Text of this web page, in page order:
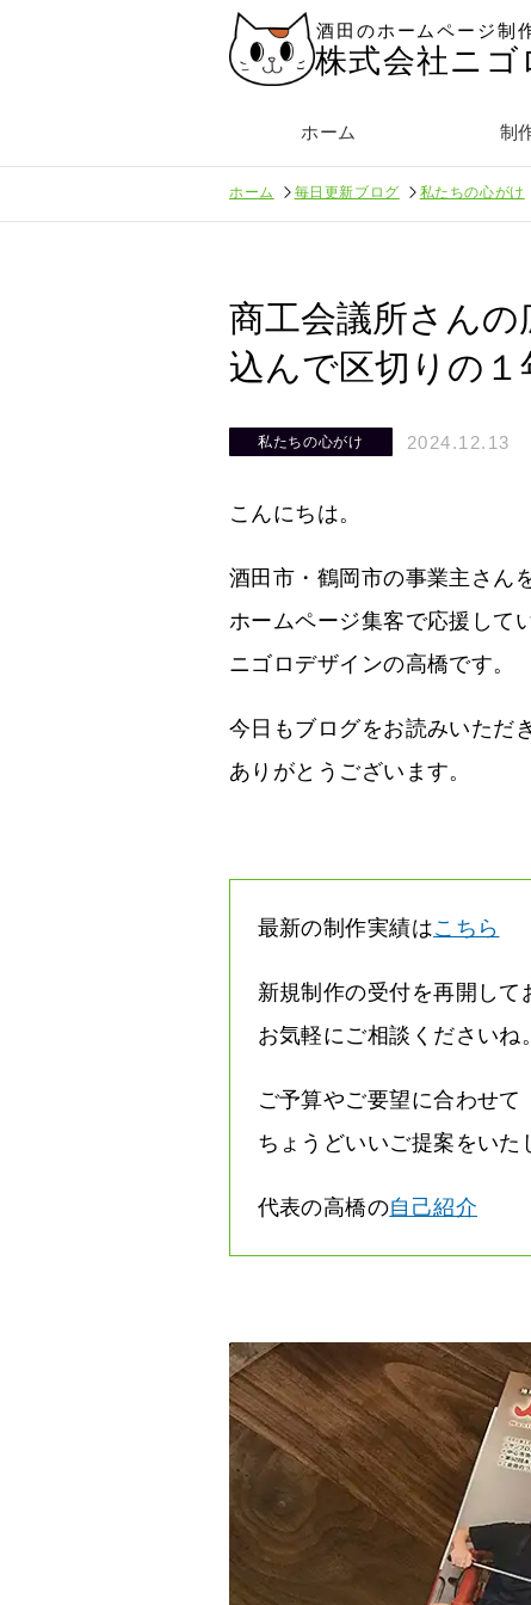
酒田のホームページ制
株式会社ニゴ
ホーム 制
ホーム 毎日更新ブログ 私たちの心がけ
商工会議所さんの
込んで区切りの１
私たちの心がけ 2024.12.13
こんにちは。
酒田市・鶴岡市の事業主さん
ホームページ集客で応援して
ニゴロデザインの高橋です。
今日もブログをお読みいただき
ありがとうございます。
最新の制作実績はこちら
新規制作の受付を再開して
お気軽にご相談くださいね。
ご予算やご要望に合わせて
ちょうどいいご提案をいた
代表の高橋の自己紹介